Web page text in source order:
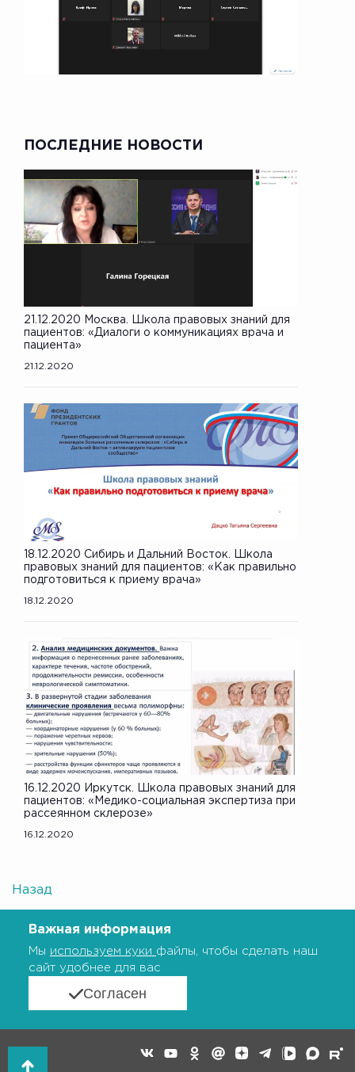
ПОСЛЕДНИЕ НОВОСТИ
21.12.2020 Москва. Школа правовых знаний для
пациентов: «Диалоги о коммуникациях врача и
пациента»
21.12.2020
18.12.2020 Сибирь и Дальний Восток. Школа
правовых знаний для пациентов: «Как правильно
подготовиться к приему врача»
18.12.2020
16.12.2020 Иркутск. Школа правовых знаний для
пациентов: «Медико-социальная экспертиза при
рассеянном склерозе»
16.12.2020
Назад
Важная информация
Мы используем куки файлы, чтобы сделать наш
сайт удобнее для вас
Согласен